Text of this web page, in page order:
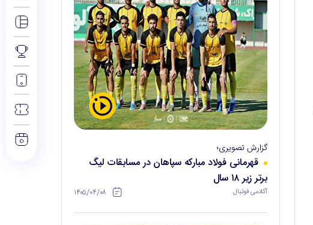
گزارش تصویری؛
قهرمانی فولاد مبارکه سپاهان در مسابقات لیگ
برتر زیر ۱۸ سال
آکادمی فوتبال ۱۴۰۵/۰۴/۰۸